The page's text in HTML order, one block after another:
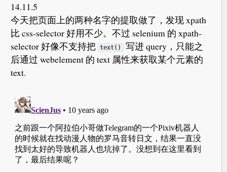
14.11.5
今天把页面上的两种名字的提取做了，发现 xpath
比 css-selector 好用不少。不过 selenium 的 xpath-
selector 好像不支持把
text()
写进 query，只能之
后通过 webelement 的 text 属性来获取某个元素的
text.